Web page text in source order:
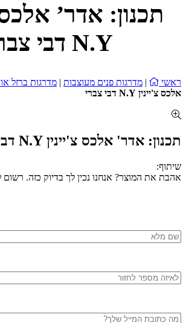
תכנון: אדר’ אלכס
N.Y דבי צברי
ראשי | מדרגות פנים מעוצבות | מדרגות ברזל
אלכס צ'יינין N.Y דבי צברי
תכנון: אדר' אלכס צ'יינין N.Y דבי צברי
שיתוף:
אהבת את המוצר? אנחנו נכין לך בדיוק כזה. רשום
שם
מלא
טלפון
דוא"ל